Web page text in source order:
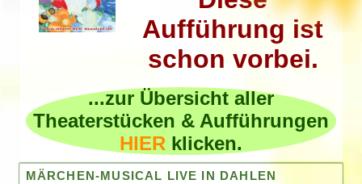
MÄRCHEN-MUSICAL LIVE IN DAHLEN
Aufführung ist
schon vorbei.
...zur Übersicht aller
Theaterstücken & Aufführungen
HIER klicken.